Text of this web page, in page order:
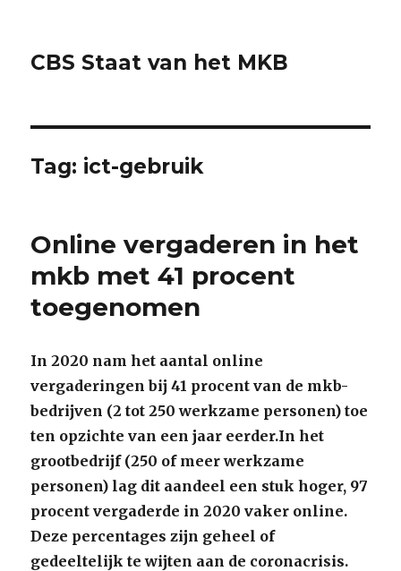
CBS Staat van het MKB
Tag: ict-gebruik
Online vergaderen in het
mkb met 41 procent
toegenomen
In 2020 nam het aantal online
vergaderingen bij 41 procent van de mkb-
bedrijven (2 tot 250 werkzame personen) toe
ten opzichte van een jaar eerder.In het
grootbedrijf (250 of meer werkzame
personen) lag dit aandeel een stuk hoger, 97
procent vergaderde in 2020 vaker online.
Deze percentages zijn geheel of
gedeeltelijk te wijten aan de coronacrisis.